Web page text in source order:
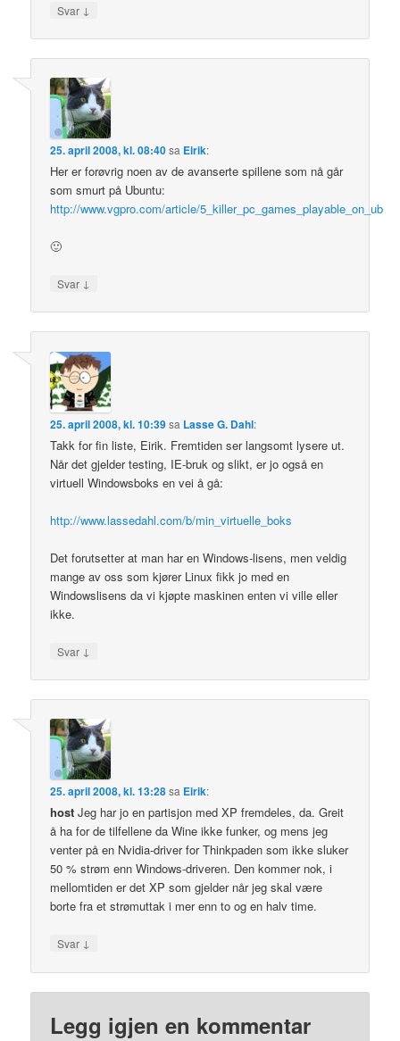
Svar ↓
25. april 2008, kl. 08:40sa Eirik:
Her er forøvrig noen av de avanserte spillene som nå går
som smurt på Ubuntu:
http://www.vgpro.com/article/5_killer_pc_games_playable_on_ub
🙂
Svar ↓
25. april 2008, kl. 10:39sa Lasse G. Dahl:
Takk for fin liste, Eirik. Fremtiden ser langsomt lysere ut.
Når det gjelder testing, IE-bruk og slikt, er jo også en
virtuell Windowsboks en vei å gå:
http://www.lassedahl.com/b/min_virtuelle_boks
Det forutsetter at man har en Windows-lisens, men veldig
mange av oss som kjører Linux fikk jo med en
Windowslisens da vi kjøpte maskinen enten vi ville eller
ikke.
Svar ↓
25. april 2008, kl. 13:28sa Eirik:
hostJeg har jo en partisjon med XP fremdeles, da. Greit
å ha for de tilfellene da Wine ikke funker, og mens jeg
venter på en Nvidia-driver for Thinkpaden som ikke sluker
50 % strøm enn Windows-driveren. Den kommer nok, i
mellomtiden er det XP som gjelder når jeg skal være
borte fra et strømuttak i mer enn to og en halv time.
Svar ↓
Legg igjen en kommentar